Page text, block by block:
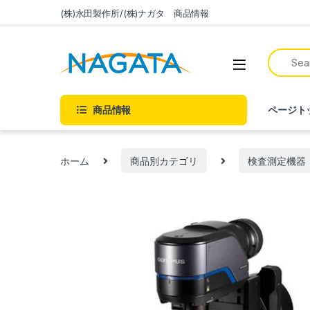
(株)永田製作所/(株)ナガタ 商品情報
商品情報 ページト
ホーム 商品別カテゴリ 検査測定機器